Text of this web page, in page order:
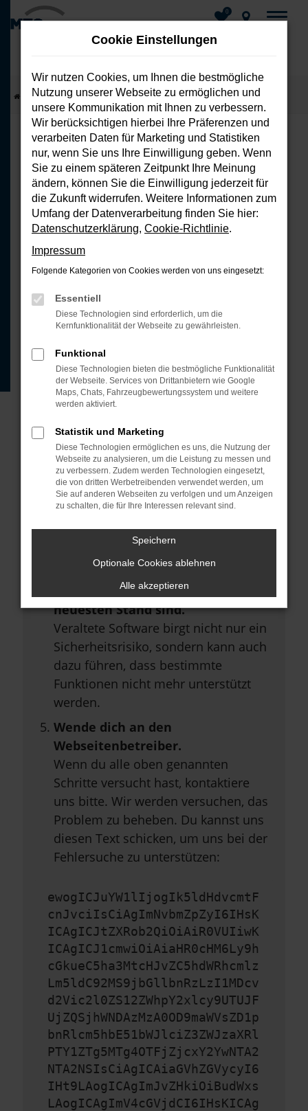
Zum
Hauptinhalt
springen
0
Startseite Fahrzeuge Fahrzeug-Showroom
FEHLER: NETWORK ERROR
Beim Laden ist ein Fehler aufgetreten.
Hier sind ein paar Tipps, die dir helfen
können:
Überprüfe deine Firewall und
deine Internetverbindung.
Laden andere Webseiten, zum
Beispiel deine Suchmaschine?
Browsererweiterungen.
Manche Erweiterungen, wie
Werbeblocker, können das Laden
bestimmter Seiten verhindern.
Funktioniert die Seite in einem
anderen Browser oder in einem
privaten Fenster?
Starte dein Gerät neu.
Das kann manchmal helfen,
vorübergehende Probleme zu
Stelle sicher, dass dein Browser
und dein Betriebssystem auf dem
neuesten Stand sind.
Veraltete Software birgt nicht nur ein
Sicherheitsrisiko, sondern kann auch
dazu führen, dass bestimmte
Funktionen nicht mehr unterstützt
werden.
Wende dich an den
Webseitenbetreiber.
Wenn du alle oben genannten
Schritte versucht hast, kontaktiere
uns bitte. Wir werden versuchen, das
Problem zu beheben. Du kannst uns
diesen Text schicken, um uns bei der
Fehlersuche zu unterstützen:
ewogICJuYW1lIjogIk5ldHdvcmtF
cnJvciIsCiAgImNvbmZpZyI6IHsK
ICAgICJtZXRob2QiOiAiR0VUIiwK
ICAgICJ1cmwiOiAiaHR0cHM6Ly9h
cGkueC5ha3MtcHJvZC5hdWRhcmlz
Lm5ldC92MS9jbGllbnRzLzI1MDcv
d2Vic2l0ZS12ZWhpY2xlcy9UTUJF
UjZQSjhWNDAzMzA0OD9maWVsZD1p
bnRlcm5hbE51bWJlciZ3ZWJzaXRl
PTY1ZTg5MTg4OTFjZjcxY2YwNTA2
NTA2NSIsCiAgICAiaGVhZGVycyI6
IHt9LAogICAgImJvZHkiOiBudWxs
LAogICAgImV4cGVjdCI6IHsKICAg
Cookie Einstellungen
Wir nutzen Cookies, um Ihnen die bestmögliche
Nutzung unserer Webseite zu ermöglichen und
unsere Kommunikation mit Ihnen zu verbessern.
Wir berücksichtigen hierbei Ihre Präferenzen und
verarbeiten Daten für Marketing und Statistiken
nur, wenn Sie uns Ihre Einwilligung geben. Wenn
Sie zu einem späteren Zeitpunkt Ihre Meinung
ändern, können Sie die Einwilligung jederzeit für
die Zukunft widerrufen. Weitere Informationen zum
Umfang der Datenverarbeitung finden Sie hier:
Datenschutzerklärung, Cookie-Richtlinie.
Impressum
Folgende Kategorien von Cookies werden von uns eingesetzt:
Essentiell
Diese Technologien sind erforderlich, um die
Kernfunktionalität der Webseite zu gewährleisten.
Funktional
Diese Technologien bieten die bestmögliche Funktionalität
der Webseite. Services von Drittanbietern wie Google
Maps, Chats, Fahrzeugbewertungssystem und weitere
werden aktiviert.
Statistik und Marketing
Diese Technologien ermöglichen es uns, die Nutzung der
Webseite zu analysieren, um die Leistung zu messen und
zu verbessern. Zudem werden Technologien eingesetzt,
die von dritten Werbetreibenden verwendet werden, um
Sie auf anderen Webseiten zu verfolgen und um Anzeigen
zu schalten, die für Ihre Interessen relevant sind.
Speichern
Optionale Cookies ablehnen
Alle akzeptieren